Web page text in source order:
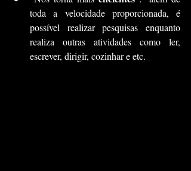
toda a velocidade proporcionada, é
possível realizar pesquisas enquanto
realiza outras atividades como ler,
escrever, dirigir, cozinhar e etc.